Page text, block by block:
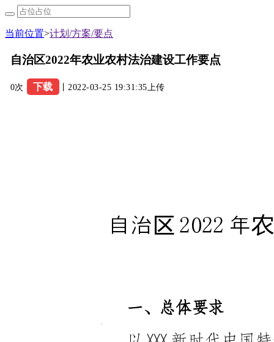
当前位置>计划/方案/要点
自治区2022年农业农村法治建设工作要点
0次 下载 丨2022-03-25 19:31:35上传